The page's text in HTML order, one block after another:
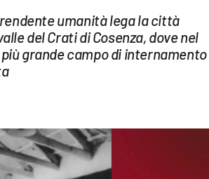
umanità lega la città
del Crati di Cosenza, dove nel
grande campo di internamento